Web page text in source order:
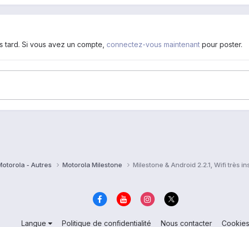
Si vous avez un compte, connectez-vous maintenant pour poster.
- Autres Motorola Milestone Milestone & Android 2.2.1, Wifi très
Langue Politique de confidentialité Nous contacter Cookies